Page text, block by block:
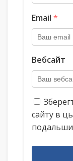
Email *
Вебсайт
сайту в